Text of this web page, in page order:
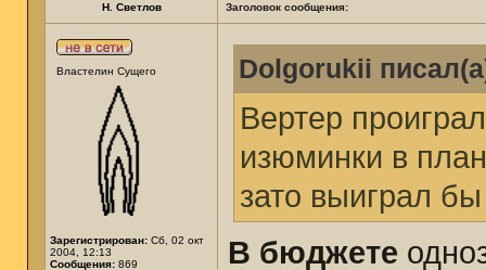
Н. Светлов Заголовок сообщения:
Властелин Сущего
Зарегистрирован: Сб, 02 окт
2004, 12:13
Сообщения: 869
Dolgorukii
Вертер
изюминки в
зато выиграл
В бюджете